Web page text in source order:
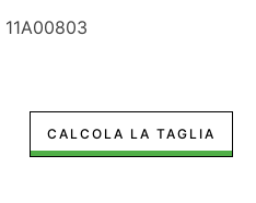
11A00803
CALCOLA LA TAGLIA